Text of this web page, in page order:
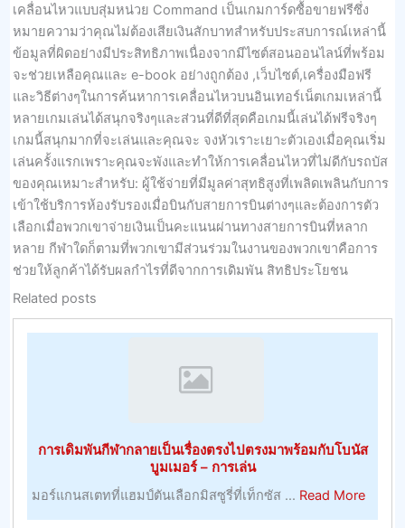
เคลื่อนไหวแบบสุ่มหน่วย Command เป็นเกมการ์ดซื้อขายฟรีซึ่ง
หมายความว่าคุณไม่ต้องเสียเงินสักบาทสำหรับประสบการณ์เหล่านี้
ข้อมูลที่ผิดอย่างมีประสิทธิภาพเนื่องจากมีไซต์สอนออนไลน์ที่พร้อม
จะช่วยเหลือคุณและ e-book อย่างถูกต้อง ,เว็บไซต์,เครื่องมือฟรี
และวิธีต่างๆในการค้นหาการเคลื่อนไหวบนอินเทอร์เน็ตเกมเหล่านี้
หลายเกมเล่นได้สนุกจริงๆและส่วนที่ดีที่สุดคือเกมนี้เล่นได้ฟรีจริงๆ
เกมนี้สนุกมากที่จะเล่นและคุณจะ จงหัวเราะเยาะตัวเองเมื่อคุณเริ่ม
เล่นครั้งแรกเพราะคุณจะพังและทำให้การเคลื่อนไหวที่ไม่ดีกับรถบัส
ของคุณเหมาะสำหรับ: ผู้ใช้จ่ายที่มีมูลค่าสุทธิสูงที่เพลิดเพลินกับการ
เข้าใช้บริการห้องรับรองเมื่อบินกับสายการบินต่างๆและต้องการตัว
เลือกเมื่อพวกเขาจ่ายเงินเป็นคะแนนผ่านทางสายการบินที่หลาก
หลาย กีฬาใดก็ตามที่พวกเขามีส่วนร่วมในงานของพวกเขาคือการ
ช่วยให้ลูกค้าได้รับผลกำไรที่ดีจากการเดิมพัน สิทธิประโยชน
Related posts
การเดิมพันกีฬากลายเป็นเรื่องตรงไปตรงมาพร้อมกับโบนัส
บูมเมอร์ – การเล่น
มอร์แกนสเตทที่แฮมป์ตันเลือกมิสซูรี่ที่เท็กซัส ... Read Moreabout
การ